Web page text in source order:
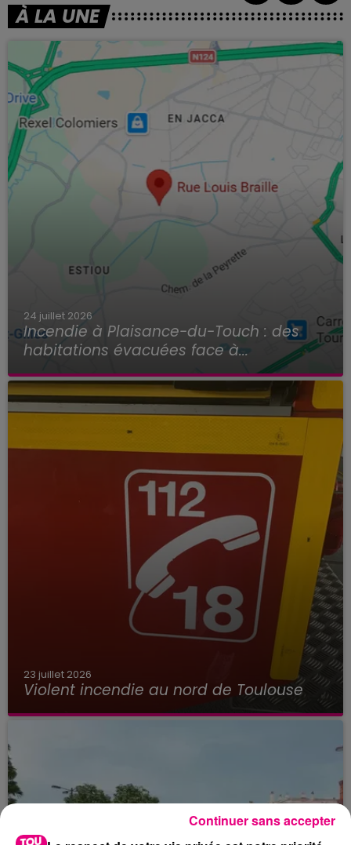
À LA UNE
24 juillet 2026
Incendie à Plaisance-du-Touch : des
habitations évacuées face à...
23 juillet 2026
Violent incendie au nord de Toulouse
Continuer sans accepter